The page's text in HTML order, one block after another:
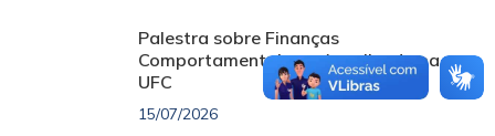
Palestra sobre Finanças
Comportamentais será realizada na
UFC
15/07/2026